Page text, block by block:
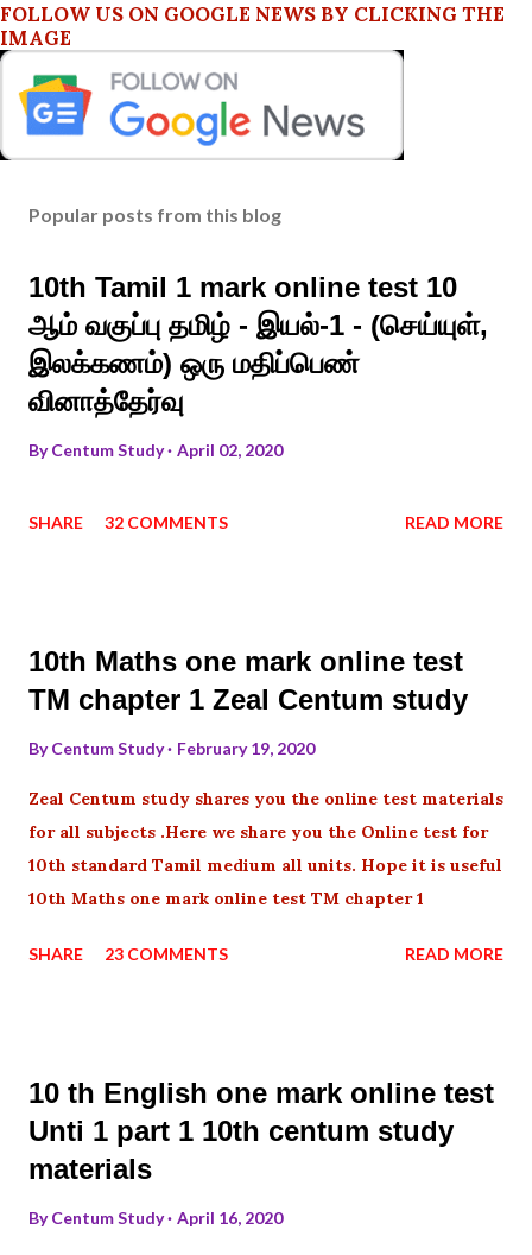
FOLLOW US ON GOOGLE NEWS BY CLICKING THE
IMAGE
Popular posts from this blog
10th Tamil 1 mark online test 10
ஆம் வகுப்பு தமிழ் - இயல்-1 - (செய்யுள்,
இலக்கணம்) ஒரு மதிப்பெண்
வினாத்தேர்வு
ByCentum Study April 02, 2020
SHARE 32 COMMENTS READ MORE
10th Maths one mark online test
TM chapter 1 Zeal Centum study
ByCentum Study February 19, 2020
Zeal Centum study shares you the online test materials
for all subjects .Here we share you the Online test for
10th standard Tamil medium all units. Hope it is useful
10th Maths one mark online test TM chapter 1
SHARE 23 COMMENTS READ MORE
10 th English one mark online test
Unti 1 part 1 10th centum study
materials
ByCentum Study April 16, 2020